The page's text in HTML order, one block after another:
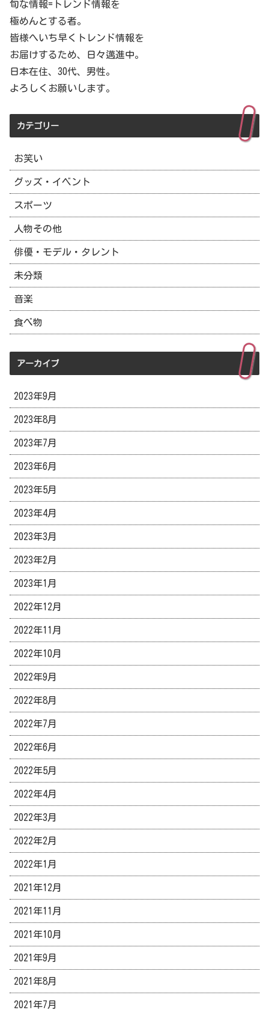
旬な情報=トレンド情報を
極めんとする者。
皆様へいち早くトレンド情報を
お届けするため、日々邁進中。
日本在住、30代、男性。
よろしくお願いします。
カテゴリー
お笑い
グッズ・イベント
スポーツ
人物その他
俳優・モデル・タレント
未分類
音楽
食べ物
アーカイブ
2023年9月
2023年8月
2023年7月
2023年6月
2023年5月
2023年4月
2023年3月
2023年2月
2023年1月
2022年12月
2022年11月
2022年10月
2022年9月
2022年8月
2022年7月
2022年6月
2022年5月
2022年4月
2022年3月
2022年2月
2022年1月
2021年12月
2021年11月
2021年10月
2021年9月
2021年8月
2021年7月